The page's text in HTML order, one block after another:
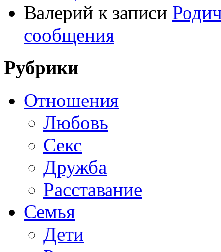
Валерий к записи
сообщения
Рубрики
Отношения
Любовь
Секс
Дружба
Расставание
Семья
Дети